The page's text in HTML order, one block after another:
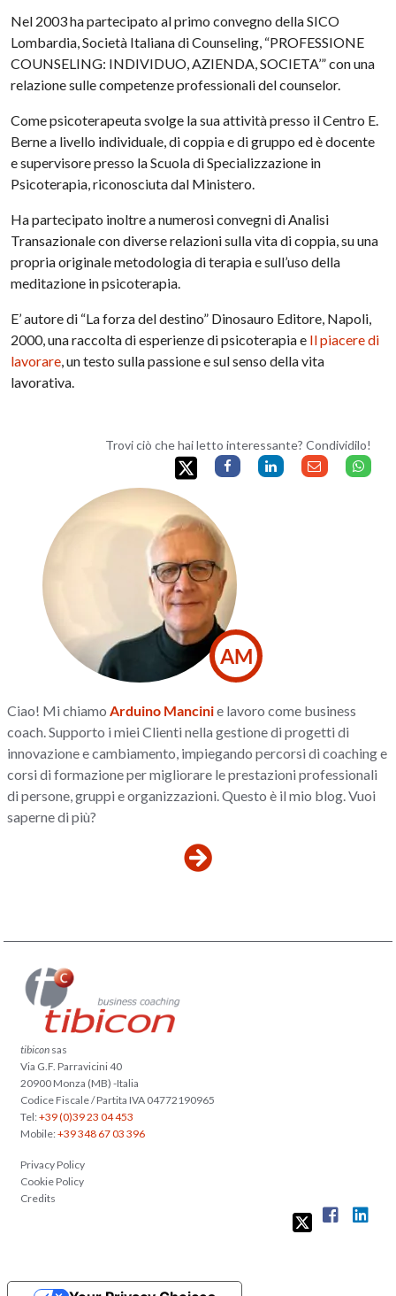
Nel 2003 ha partecipato al primo convegno della SICO
Lombardia, Società Italiana di Counseling, “PROFESSIONE
COUNSELING: INDIVIDUO, AZIENDA, SOCIETA’” con una
relazione sulle competenze professionali del counselor.
Come psicoterapeuta svolge la sua attività presso il Centro E.
Berne a livello individuale, di coppia e di gruppo ed è docente
e supervisore presso la Scuola di Specializzazione in
Psicoterapia, riconosciuta dal Ministero.
Ha partecipato inoltre a numerosi convegni di Analisi
Transazionale con diverse relazioni sulla vita di coppia, su una
propria originale metodologia di terapia e sull’uso della
meditazione in psicoterapia.
E’ autore di “La forza del destino” Dinosauro Editore, Napoli,
2000, una raccolta di esperienze di psicoterapia e Il piacere di
lavorare, un testo sulla passione e sul senso della vita
lavorativa.
Trovi ciò che hai letto interessante? Condividilo!
AM
Ciao! Mi chiamo Arduino Mancinie lavoro come business
coach. Supporto i miei Clienti nella gestione di progetti di
innovazione e cambiamento, impiegando percorsi di coaching e
corsi di formazione per migliorare le prestazioni professionali
di persone, gruppi e organizzazioni. Questo è il mio blog. Vuoi
saperne di più?
tibicon sas
Via G.F. Parravicini 40
20900 Monza (MB) -Italia
Codice Fiscale / Partita IVA 04772190965
Tel:+39 (0)39 23 04 453
Mobile:+39 348 67 03 396
Privacy Policy
Cookie Policy
Credits